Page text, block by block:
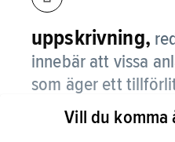
uppskrivning,
innebär att vissa
som äger ett
värde väsentligt
baseras på
Vill du komma